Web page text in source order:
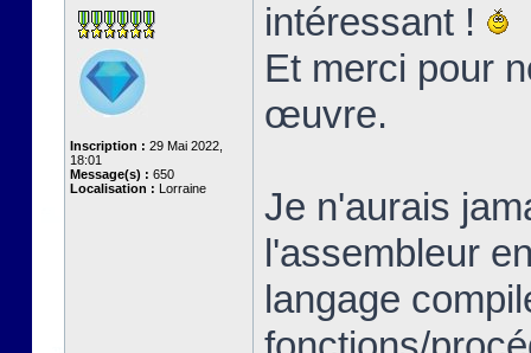
Inscription : 29 Mai 2022,
18:01
Message(s) : 650
Localisation : Lorraine
intéressant !
Et merci pour
œuvre.
Je n'aurais
l'assembleur
langage